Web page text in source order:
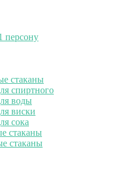
персону
стаканы
спиртного
воды
виски
сока
стаканы
стаканы